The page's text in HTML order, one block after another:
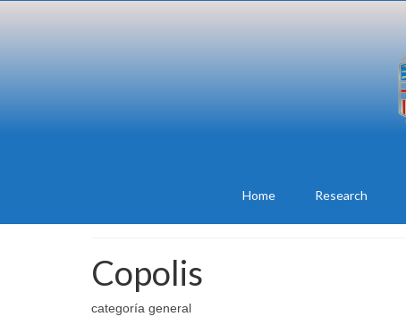
Home Research
Copolis
categoría general